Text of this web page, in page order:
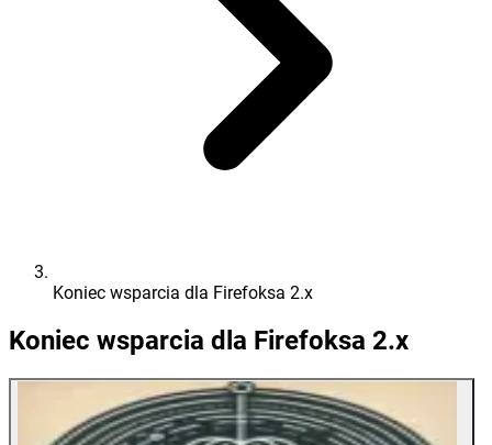
Koniec wsparcia dla Firefoksa 2.x
Koniec wsparcia dla Firefoksa 2.x